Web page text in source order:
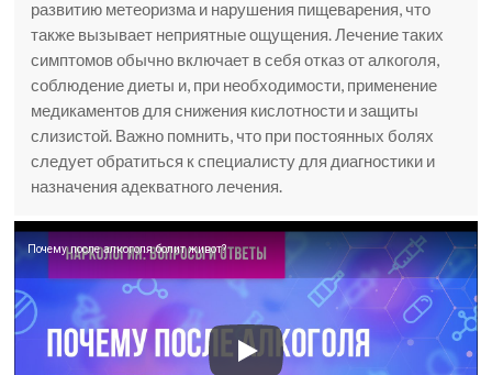
развитию метеоризма и нарушения пищеварения, что
также вызывает неприятные ощущения. Лечение таких
симптомов обычно включает в себя отказ от алкоголя,
соблюдение диеты и, при необходимости, применение
медикаментов для снижения кислотности и защиты
слизистой. Важно помнить, что при постоянных болях
следует обратиться к специалисту для диагностики и
назначения адекватного лечения.
Почему после алкоголя болит живот?